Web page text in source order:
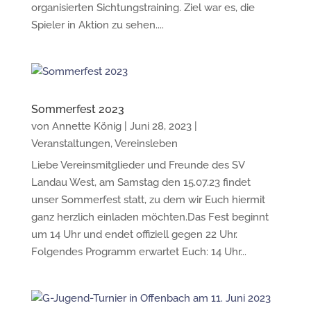
organisierten Sichtungstraining. Ziel war es, die
Spieler in Aktion zu sehen....
Sommerfest 2023
von Annette König| Juni 28, 2023|
Veranstaltungen,Vereinsleben
Liebe Vereinsmitglieder und Freunde des SV
Landau West, am Samstag den 15.07.23 findet
unser Sommerfest statt, zu dem wir Euch hiermit
ganz herzlich einladen möchten.Das Fest beginnt
um 14 Uhr und endet offiziell gegen 22 Uhr.
Folgendes Programm erwartet Euch: 14 Uhr...